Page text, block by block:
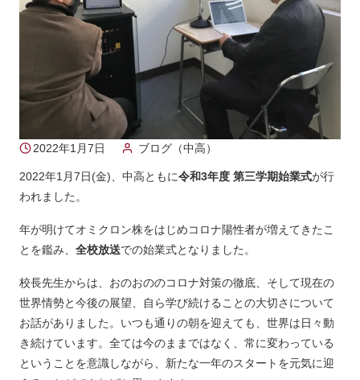
2022年1月7日 ブログ（中高）
2022年1月7日(金)、中高ともに令和3年度 第三学期始業式が行
われました。
年が明けてオミクロン株をはじめコロナ陽性者が増えてきたこ
とを鑑み、 全校放送での始業式となりました。
校長先生からは、おのおののコロナ対策の徹底、そして現在の
世界情勢と今後の展望、自ら学び続けることの大切さについて
お話がありました。いつも通りの朝を迎えても、世界は日々動
き続けています。全ては今のままではなく、常に変わっている
ということを意識しながら、新たな一年のスタートを元気に迎